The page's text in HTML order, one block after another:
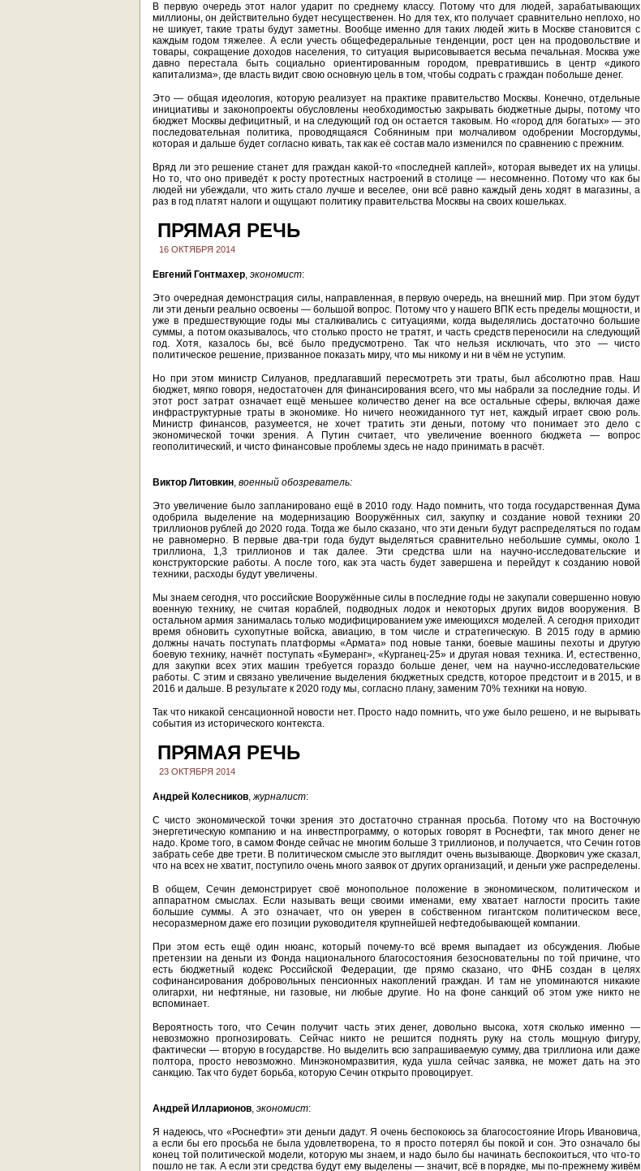
В первую очередь этот налог ударит по среднему классу. Потому что для людей, зарабатывающих
миллионы, он действительно будет несущественен. Но для тех, кто получает сравнительно неплохо, но
не шикует, такие траты будут заметны. Вообще именно для таких людей жить в Москве становится с
каждым годом тяжелее. А если учесть общефедеральные тенденции, рост цен на продовольствие и
товары, сокращение доходов населения, то ситуация вырисовывается весьма печальная. Москва уже
давно перестала быть социально ориентированным городом, превратившись в центр «дикого
капитализма», где власть видит свою основную цель в том, чтобы содрать с граждан побольше денег.
Это — общая идеология, которую реализует на практике правительство Москвы. Конечно, отдельные
инициативы и законопроекты обусловлены необходимостью закрывать бюджетные дыры, потому что
бюджет Москвы дефицитный, и на следующий год он остается таковым. Но «город для богатых» — это
последовательная политика, проводящаяся Собяниным при молчаливом одобрении Мосгордумы,
которая и дальше будет согласно кивать, так как её состав мало изменился по сравнению с прежним.
Вряд ли это решение станет для граждан какой-то «последней каплей», которая выведет их на улицы.
Но то, что оно приведёт к росту протестных настроений в столице — несомненно. Потому что как бы
людей ни убеждали, что жить стало лучше и веселее, они всё равно каждый день ходят в магазины, а
раз в год платят налоги и ощущают политику правительства Москвы на своих кошельках.
ПРЯМАЯ РЕЧЬ
16 ОКТЯБРЯ 2014
Евгений Гонтмахер, экономист:
Это очередная демонстрация силы, направленная, в первую очередь, на внешний мир. При этом будут
ли эти деньги реально освоены — большой вопрос. Потому что у нашего ВПК есть пределы мощности, и
уже в предшествующие годы мы сталкивались с ситуациями, когда выделялись достаточно большие
суммы, а потом оказывалось, что столько просто не тратят, и часть средств переносили на следующий
год. Хотя, казалось бы, всё было предусмотрено. Так что нельзя исключать, что это — чисто
политическое решение, призванное показать миру, что мы никому и ни в чём не уступим.
Но при этом министр Силуанов, предлагавший пересмотреть эти траты, был абсолютно прав. Наш
бюджет, мягко говоря, недостаточен для финансирования всего, что мы набрали за последние годы. И
этот рост затрат означает ещё меньшее количество денег на все остальные сферы, включая даже
инфраструктурные траты в экономике. Но ничего неожиданного тут нет, каждый играет свою роль.
Министр финансов, разумеется, не хочет тратить эти деньги, потому что понимает это дело с
экономической точки зрения. А Путин считает, что увеличение военного бюджета — вопрос
геополитический, и чисто финансовые проблемы здесь не надо принимать в расчёт.
Виктор Литовкин, военный обозреватель:
Это увеличение было запланировано ещё в 2010 году. Надо помнить, что тогда государственная Дума
одобрила выделение на модернизацию Вооружённых сил, закупку и создание новой техники 20
триллионов рублей до 2020 года. Тогда же было сказано, что эти деньги будут распределяться по годам
не равномерно. В первые два-три года будут выделяться сравнительно небольшие суммы, около 1
триллиона, 1,3 триллионов и так далее. Эти средства шли на научно-исследовательские и
конструкторские работы. А после того, как эта часть будет завершена и перейдут к созданию новой
техники, расходы будут увеличены.
Мы знаем сегодня, что российские Вооружённые силы в последние годы не закупали совершенно новую
военную технику, не считая кораблей, подводных лодок и некоторых других видов вооружения. В
остальном армия занималась только модифицированием уже имеющихся моделей. А сегодня приходит
время обновить сухопутные войска, авиацию, в том числе и стратегическую. В 2015 году в армию
должны начать поступать платформы «Армата» под новые танки, боевые машины пехоты и другую
боевую технику, начнёт поступать «Бумеранг», «Курганец-25» и другая новая техника. И, естественно,
для закупки всех этих машин требуется гораздо больше денег, чем на научно-исследовательские
работы. С этим и связано увеличение выделения бюджетных средств, которое предстоит и в 2015, и в
2016 и дальше. В результате к 2020 году мы, согласно плану, заменим 70% техники на новую.
Так что никакой сенсационной новости нет. Просто надо помнить, что уже было решено, и не вырывать
события из исторического контекста.
ПРЯМАЯ РЕЧЬ
23 ОКТЯБРЯ 2014
Андрей Колесников,журналист:
С чисто экономической точки зрения это достаточно странная просьба. Потому что на Восточную
энергетическую компанию и на инвестпрограмму, о которых говорят в Роснефти, так много денег не
надо. Кроме того, в самом Фонде сейчас не многим больше 3 триллионов, и получается, что Сечин готов
забрать себе две трети. В политическом смысле это выглядит очень вызывающе. Дворкович уже сказал,
что на всех не хватит, поступило очень много заявок от других организаций, и деньги уже распределены.
В общем, Сечин демонстрирует своё монопольное положение в экономическом, политическом и
аппаратном смыслах. Если называть вещи своими именами, ему хватает наглости просить такие
большие суммы. А это означает, что он уверен в собственном гигантском политическом весе,
несоразмерном даже его позиции руководителя крупнейшей нефтедобывающей компании.
При этом есть ещё один нюанс, который почему-то всё время выпадает из обсуждения. Любые
претензии на деньги из Фонда национального благосостояния безосновательны по той причине, что
есть бюджетный кодекс Российской Федерации, где прямо сказано, что ФНБ создан в целях
софинансирования добровольных пенсионных накоплений граждан. И там не упоминаются никакие
олигархи, ни нефтяные, ни газовые, ни любые другие. Но на фоне санкций об этом уже никто не
вспоминает.
Вероятность того, что Сечин получит часть этих денег, довольно высока, хотя сколько именно —
невозможно прогнозировать. Сейчас никто не решится поднять руку на столь мощную фигуру,
фактически — вторую в государстве. Но выделить всю запрашиваемую сумму, два триллиона или даже
полтора, просто невозможно. Минэкономразвития, куда ушла сейчас заявка, не может дать на это
санкцию. Так что будет борьба, которую Сечин открыто провоцирует.
Андрей Илларионов, экономист:
Я надеюсь, что «Роснефти» эти деньги дадут. Я очень беспокоюсь за благосостояние Игорь Ивановича,
а если бы его просьба не была удовлетворена, то я просто потерял бы покой и сон. Это означало бы
конец той политической модели, которую мы знаем, и надо было бы начинать беспокоиться, что что-то
пошло не так. А если эти средства будут ему выделены — значит, всё в порядке, мы по-прежнему живём